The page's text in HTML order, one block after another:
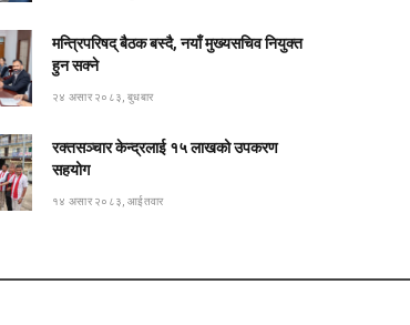
मन्त्रिपरिषद् बैठक बस्दै, नयाँ मुख्यसचिव नियुक्त
हुन सक्ने
२४ असार २०८३, बुधबार
रक्तसञ्चार केन्द्रलाई १५ लाखको उपकरण
सहयोग
१४ असार २०८३, आईतवार